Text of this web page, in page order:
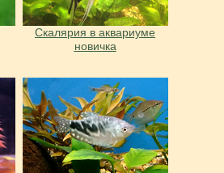
Скалярия в аквариуме
новичка